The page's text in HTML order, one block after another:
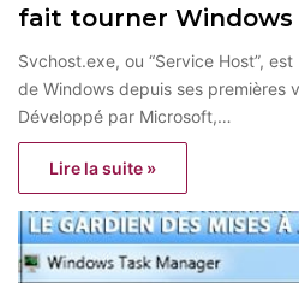
fait tourner Windows
Svchost.exe, ou “Service Host”,
de Windows depuis ses premières
Développé par Microsoft,…
Lire la suite »